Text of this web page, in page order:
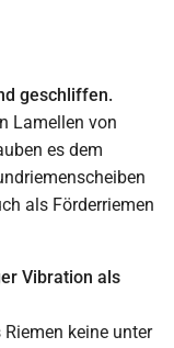
geschliffen.
Lamellen von
es dem
als Förderriemen
Vibration als
keine unter